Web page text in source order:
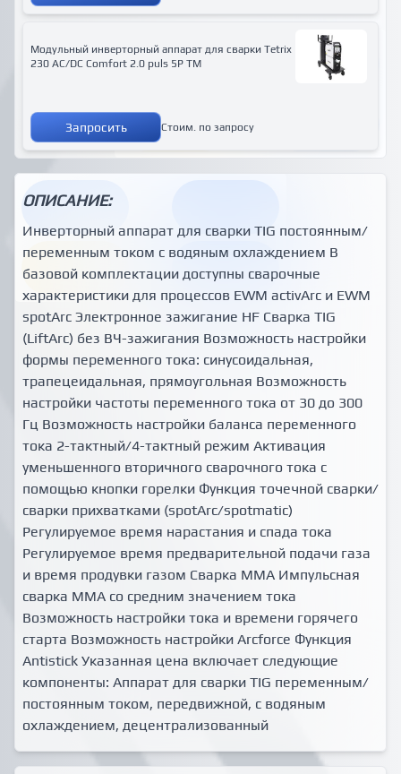
Модульный инверторный аппарат для сварки Tetrix
230 AC/DC Comfort 2.0 puls 5P TM
Запросить Стоим. по запросу
ОПИСАНИЕ:
Инверторный аппарат для сварки TIG постоянным/
переменным током с водяным охлаждением В
базовой комплектации доступны сварочные
характеристики для процессов EWM activArc и EWM
spotArc Электронное зажигание HF Сварка ТIG
(LiftArc) без ВЧ-зажигания Возможность настройки
формы переменного тока: синусоидальная,
трапецеидальная, прямоугольная Возможность
настройки частоты переменного тока от 30 до 300
Гц Возможность настройки баланса переменного
тока 2-тактный/4-тактный режим Активация
уменьшенного вторичного сварочного тока с
помощью кнопки горелки Функция точечной сварки/
сварки прихватками (spotArc/spotmatic)
Регулируемое время нарастания и спада тока
Регулируемое время предварительной подачи газа
и время продувки газом Сварка ММА Импульсная
сварка ММА со средним значением тока
Возможность настройки тока и времени горячего
старта Возможность настройки Arcforce Функция
Antistick Указанная цена включает следующие
компоненты: Аппарат для сварки ТIG переменным/
постоянным током, передвижной, с водяным
охлаждением, децентрализованный